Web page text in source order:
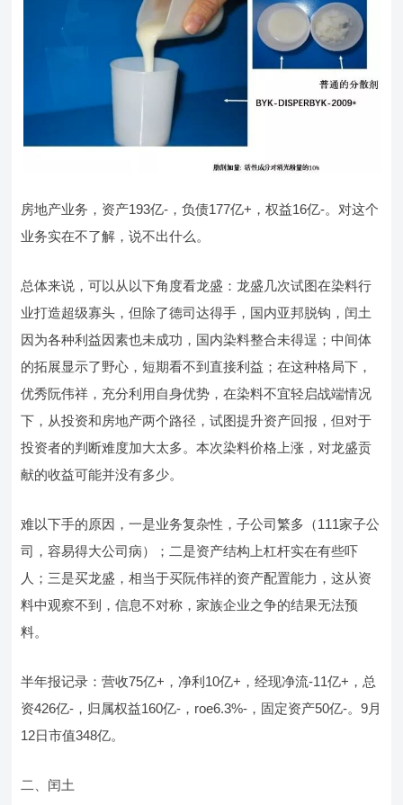
房地产业务，资产193亿-，负债177亿+，权益16亿-。对这个
业务实在不了解，说不出什么。
总体来说，可以从以下角度看龙盛：龙盛几次试图在染料行
业打造超级寡头，但除了德司达得手，国内亚邦脱钩，闰土
因为各种利益因素也未成功，国内染料整合未得逞；中间体
的拓展显示了野心，短期看不到直接利益；在这种格局下，
优秀阮伟祥，充分利用自身优势，在染料不宜轻启战端情况
下，从投资和房地产两个路径，试图提升资产回报，但对于
投资者的判断难度加大太多。本次染料价格上涨，对龙盛贡
献的收益可能并没有多少。
难以下手的原因，一是业务复杂性，子公司繁多（111家子公
司，容易得大公司病）；二是资产结构上杠杆实在有些吓
人；三是买龙盛，相当于买阮伟祥的资产配置能力，这从资
料中观察不到，信息不对称，家族企业之争的结果无法预
料。
半年报记录：营收75亿+，净利10亿+，经现净流-11亿+，总
资426亿-，归属权益160亿-，roe6.3%-，固定资产50亿-。9月
12日市值348亿。
二、闰土